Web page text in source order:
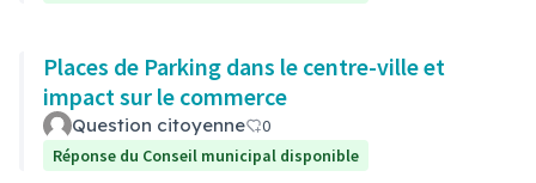
Places de Parking dans le centre-ville et
impact sur le commerce
Question citoyenne
0
Réponse du Conseil municipal disponible